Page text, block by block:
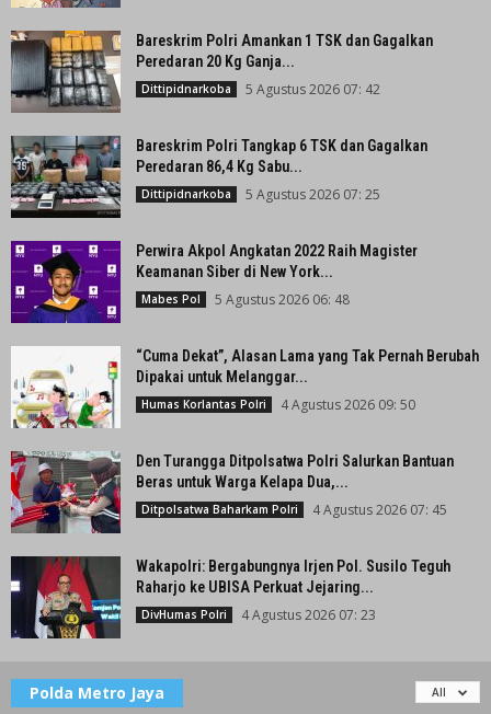
Bareskrim Polri Amankan 1 TSK dan Gagalkan
Peredaran 20 Kg Ganja...
Dittipidnarkoba 5 Agustus 2026 07: 42
Bareskrim Polri Tangkap 6 TSK dan Gagalkan
Peredaran 86,4 Kg Sabu...
Dittipidnarkoba 5 Agustus 2026 07: 25
Perwira Akpol Angkatan 2022 Raih Magister
Keamanan Siber di New York...
Mabes Pol 5 Agustus 2026 06: 48
“Cuma Dekat”, Alasan Lama yang Tak Pernah Berubah
Dipakai untuk Melanggar...
Humas Korlantas Polri 4 Agustus 2026 09: 50
Den Turangga Ditpolsatwa Polri Salurkan Bantuan
Beras untuk Warga Kelapa Dua,...
Ditpolsatwa Baharkam Polri 4 Agustus 2026 07: 45
Wakapolri: Bergabungnya Irjen Pol. Susilo Teguh
Raharjo ke UBISA Perkuat Jejaring...
DivHumas Polri 4 Agustus 2026 07: 23
Polda Metro Jaya All